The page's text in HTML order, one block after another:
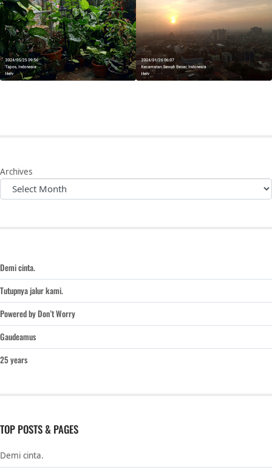
Archives
Demi cinta.
Tutupnya jalur kami.
Powered by Don’t Worry
Gaudeamus
25 years
TOP POSTS & PAGES
Demi cinta.